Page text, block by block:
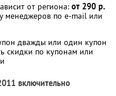
от региона: от 290 р.
менеджеров по e-mail или
дважды или один купон
скидки по купонам или
включительно